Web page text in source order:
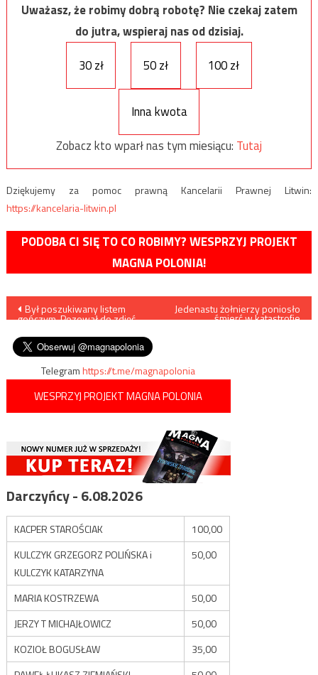
Uważasz, że robimy dobrą robotę? Nie czekaj zatem
do jutra, wspieraj nas od dzisiaj.
30 zł
50 zł 100 zł
Inna kwota
Zobacz kto wparł nas tym miesiącu: Tutaj
Dziękujemy za pomoc prawną Kancelarii Prawnej Litwin:
https://kancelaria-litwin.pl
PODOBA CI SIĘ TO CO ROBIMY? WESPRZYJ PROJEKT
MAGNA POLONIA!
Nawigacja
wpisu
Był poszukiwany listem
gończym. Pozował do zdjęć
Jedenastu żołnierzy poniosło
śmierć w katastrofie
Telegramhttps://t.me/magnapolonia
WESPRZYJ PROJEKT MAGNA POLONIA
Darczyńcy - 6.08.2026
KACPER STAROŚCIAK
100,00
KULCZYK GRZEGORZ POLIŃSKA i
KULCZYK KATARZYNA
50,00
MARIA KOSTRZEWA
50,00
JERZY T MICHAJŁOWICZ
50,00
KOZIOŁ BOGUSŁAW
35,00